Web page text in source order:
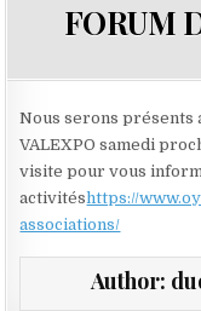
FORUM
Nous serons présents
VALEXPO samedi
visite pour vous
activitéshttps://
associations/
Author: